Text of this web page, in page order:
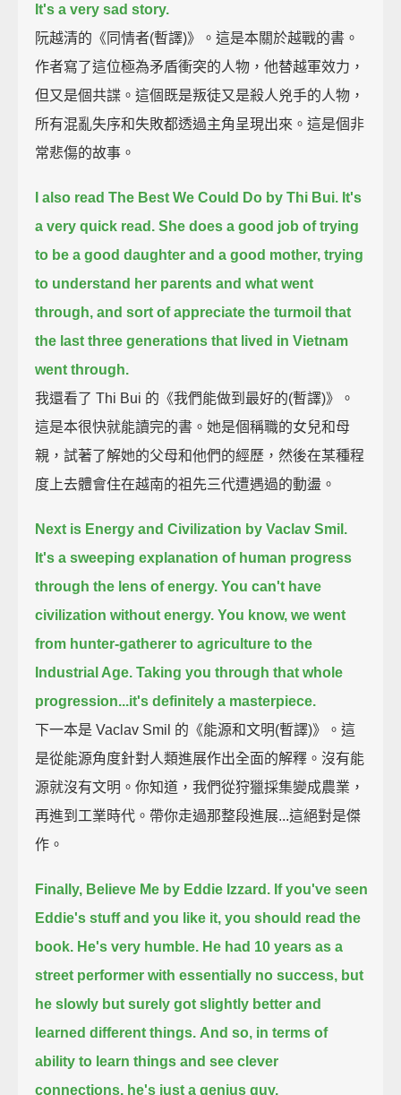
It's a very sad story.
阮越清的《同情者(暫譯)》。這是本關於越戰的書。
作者寫了這位極為矛盾衝突的人物，他替越軍效力，
但又是個共諜。這個既是叛徒又是殺人兇手的人物，
所有混亂失序和失敗都透過主角呈現出來。這是個非
常悲傷的故事。
I also read The Best We Could Do by Thi Bui. It's
a very quick read. She does a good job of trying
to be a good daughter and a good mother, trying
to understand her parents and what went
through, and sort of appreciate the turmoil that
the last three generations that lived in Vietnam
went through.
我還看了 Thi Bui 的《我們能做到最好的(暫譯)》。
這是本很快就能讀完的書。她是個稱職的女兒和母
親，試著了解她的父母和他們的經歷，然後在某種程
度上去體會住在越南的祖先三代遭遇過的動盪。
Next is Energy and Civilization by Vaclav Smil.
It's a sweeping explanation of human progress
through the lens of energy. You can't have
civilization without energy. You know, we went
from hunter-gatherer to agriculture to the
Industrial Age. Taking you through that whole
progression...it's definitely a masterpiece.
下一本是 Vaclav Smil 的《能源和文明(暫譯)》。這
是從能源角度針對人類進展作出全面的解釋。沒有能
源就沒有文明。你知道，我們從狩獵採集變成農業，
再進到工業時代。帶你走過那整段進展...這絕對是傑
作。
Finally, Believe Me by Eddie Izzard. If you've seen
Eddie's stuff and you like it, you should read the
book. He's very humble. He had 10 years as a
street performer with essentially no success, but
he slowly but surely got slightly better and
learned different things. And so, in terms of
ability to learn things and see clever
connections, he's just a genius guy.